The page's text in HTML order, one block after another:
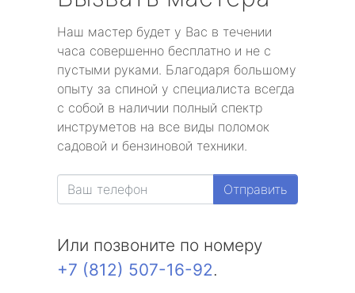
Наш мастер будет у Вас в течении
часа совершенно бесплатно и не с
пустыми руками. Благодаря большому
опыту за спиной у специалиста всегда
с собой в наличии полный спектр
инструметов на все виды поломок
садовой и бензиновой техники.
Отправить
Или позвоните по номеру
+7 (812) 507-16-92.